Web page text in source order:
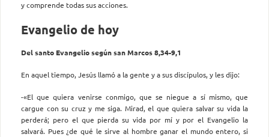
y comprende todas sus acciones.
Evangelio de hoy
Del santo Evangelio según san Marcos 8,34-9,1
En aquel tiempo, Jesús llamó a la gente y a sus discípulos, y les dijo:
-«El que quiera venirse conmigo, que se niegue a sí mismo, que
cargue con su cruz y me siga. Mirad, el que quiera salvar su vida la
perderá; pero el que pierda su vida por mí y por el Evangelio la
salvará. Pues ¿de qué le sirve al hombre ganar el mundo entero, si